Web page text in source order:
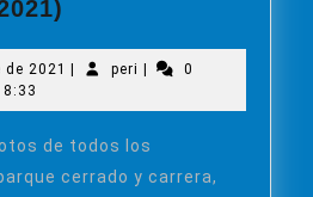
DE
CAMPELLO
2021
(
2021 14
diciembre
2021
peri peri
0
cerrado y carrera,